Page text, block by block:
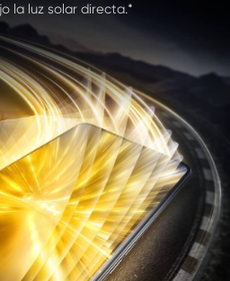
la luz solar directa.*